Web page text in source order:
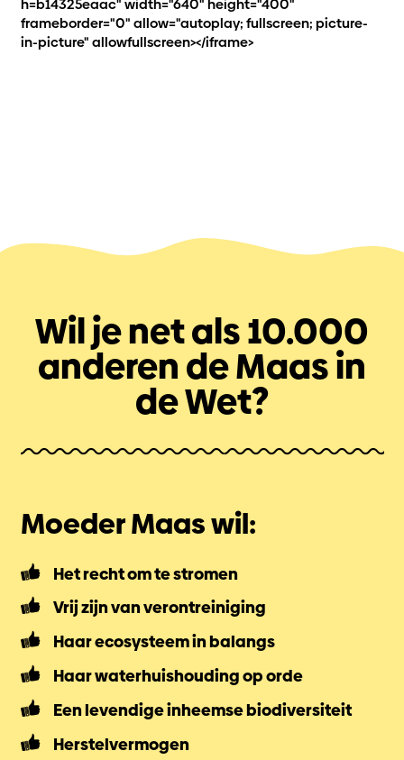
h=b14325eaac" width="640" height="400"
frameborder="0" allow="autoplay; fullscreen; picture-
in-picture" allowfullscreen></iframe>
Wil je net als 10.000
anderen de Maas in
de Wet?
Moeder Maas wil:
Het recht om te stromen
Vrij zijn van verontreiniging
Haar ecosysteem in balangs
Haar waterhuishouding op orde
Een levendige inheemse biodiversiteit
Herstelvermogen